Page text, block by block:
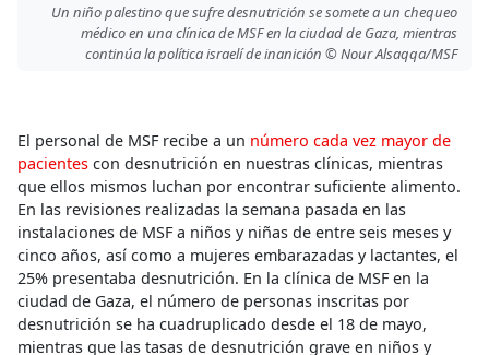
Un niño palestino que sufre desnutrición se somete a un chequeo
médico en una clínica de MSF en la ciudad de Gaza, mientras
continúa la política israelí de inanición © Nour Alsaqqa/MSF
El personal de MSF recibe a un número cada vez mayor de
pacientes con desnutrición en nuestras clínicas, mientras
que ellos mismos luchan por encontrar suficiente alimento.
En las revisiones realizadas la semana pasada en las
instalaciones de MSF a niños y niñas de entre seis meses y
cinco años, así como a mujeres embarazadas y lactantes, el
25% presentaba desnutrición. En la clínica de MSF en la
ciudad de Gaza, el número de personas inscritas por
desnutrición se ha cuadruplicado desde el 18 de mayo,
mientras que las tasas de desnutrición grave en niños y